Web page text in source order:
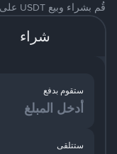
قُم بشراء وبيع USDT على Binance P2P باستخدام العديد من طرق الدفع
شراء
ستقوم بدفع
ستتلقى